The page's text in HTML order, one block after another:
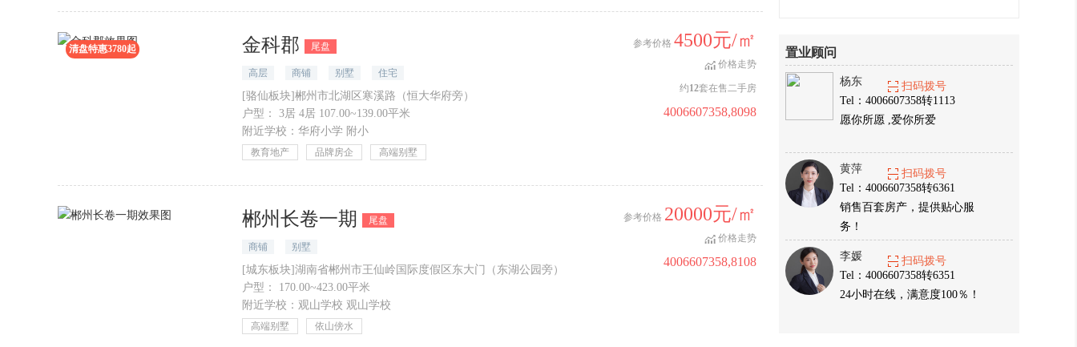
清盘特惠3780起 金科郡 尾盘
高层 商铺 别墅 住宅
[骆仙板块]郴州市北湖区寒溪路（恒大华府旁）
户型： 3居 4居 107.00~139.00平米
附近学校： 华府小学 附小
教育地产 品牌房企 高端别墅
参考价格 4500元/㎡
价格走势
约12套在售二手房
4006607358,8098
郴州长卷一期 尾盘
商铺 别墅
[城东板块]湖南省郴州市王仙岭国际度假区东大门（东湖公园旁）
户型： 170.00~423.00平米
附近学校： 观山学校 观山学校
高端别墅 依山傍水
参考价格 20000元/㎡
价格走势
4006607358,8108
置业顾问
杨东
Tel：4006607358转1113
愿你所愿 ,爱你所爱
扫码拨号
黄萍
Tel：4006607358转6361
销售百套房产，提供贴心服
务！
扫码拨号
李媛
Tel：4006607358转6351
24小时在线，满意度100％！
扫码拨号